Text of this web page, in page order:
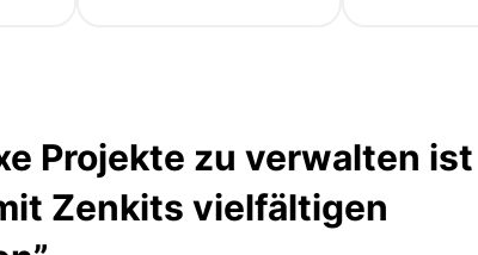
Projekte zu verwalten ist
Zenkits vielfältigen